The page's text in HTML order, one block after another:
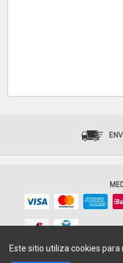
Este sitio utiliza cookies